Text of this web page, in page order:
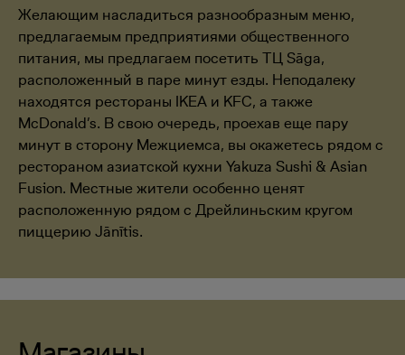
Желающим насладиться разнообразным меню,
предлагаемым предприятиями общественного
питания, мы предлагаем посетить ТЦ Sāga,
расположенный в паре минут езды. Неподалеку
находятся рестораны IKEA и KFC, а также
McDonald’s. В свою очередь, проехав еще пару
минут в сторону Межциемса, вы окажетесь рядом с
рестораном азиатской кухни Yakuza Sushi & Asian
Fusion. Местные жители особенно ценят
расположенную рядом с Дрейлиньским кругом
пиццерию Jānītis.